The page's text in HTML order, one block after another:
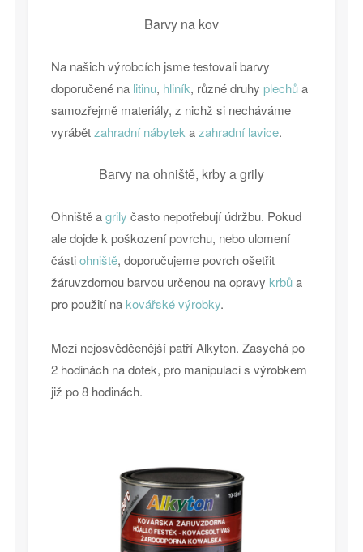
Barvy na kov
Na našich výrobcích jsme testovali barvy
doporučené na litinu, hliník, různé druhy plechůa
samozřejmě materiály, z nichž si necháváme
vyrábětzahradní nábytek azahradní lavice.
Barvy na ohniště, krby a grily
Ohniště agrily často nepotřebují údržbu. Pokud
ale dojde k poškození povrchu, nebo ulomení
částiohniště, doporučujeme povrch ošetřit
žáruvzdornou barvou určenou na opravy krbůa
pro použití na kovářské výrobky.
Mezi nejosvědčenější patří Alkyton. Zasychá po
2 hodinách na dotek, pro manipulaci s výrobkem
již po 8 hodinách.